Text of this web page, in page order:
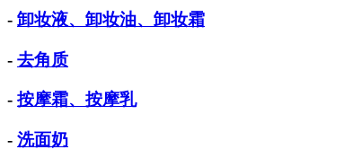
- 卸妆液、卸妆油、卸妆霜
- 去角质
- 按摩霜、按摩乳
- 洗面奶